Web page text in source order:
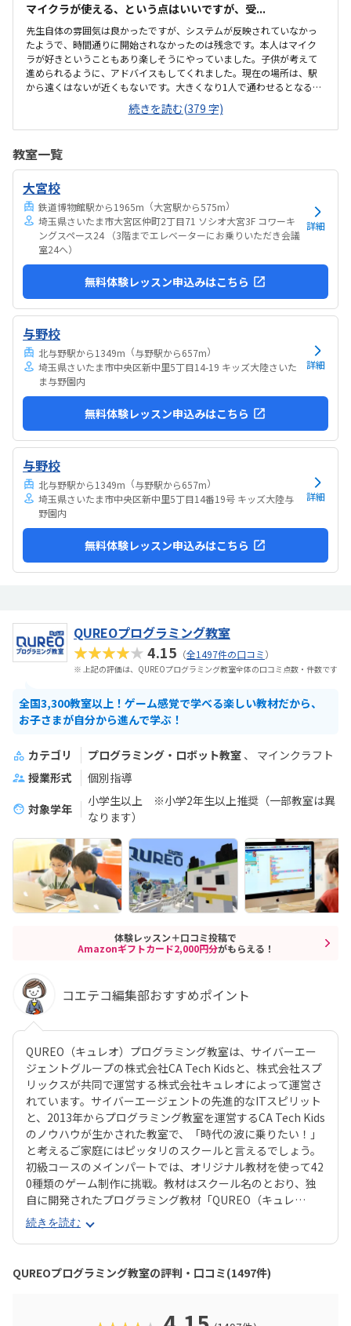
マイクラが使える、という点はいいですが、受...
先生自体の雰囲気は良かったですが、システムが反映されていなかっ
たようで、時間通りに開始されなかったのは残念です。本人はマイク
ラが好きということもあり楽しそうにやっていました。子供が考えて
進められるように、アドバイスもしてくれました。現在の場所は、駅
から遠くはないが近くもないです。大きくなり1人で通わせるとなる
と、薄暗い感じの道は少し不安です。新しい場所の方が近く人通りも
あるかと思います。レンタルスペースということもあり、長いテーブ
ルと簡易的な椅子のみです。体験を受けているとき、同じスペースで、
囲気で、オンラインでもいいのでは、といったような感じでした。一
般的な習い事の中では高いと思うが、プログラミングは高いのでしょ
うがないかと思う。あとは、マイクラを使うこともあって、高めなのか
とも思う。
続きを読む(379 字)
教室一覧
大宮校
鉄道博物館駅から1965m （大宮駅から575m）
埼玉県さいたま市大宮区仲町2丁目71 ソシオ大宮3F コワーキ
ングスペース24 （3階までエレベーターにお乗りいただき会議
室24へ）
詳細
無料体験レッスン申込みはこちら
与野校
北与野駅から1349m （与野駅から657m）
埼玉県さいたま市中央区新中里5丁目14-19 キッズ大陸さいた
ま与野園内
詳細
無料体験レッスン申込みはこちら
与野校
北与野駅から1349m （与野駅から657m）
埼玉県さいたま市中央区新中里5丁目14番19号 キッズ大陸与
野園内
詳細
無料体験レッスン申込みはこちら
QUREOプログラミング教室
★★★★★4.15 （全1497件の口コミ）
※ 上記の評価は、QUREOプログラミング教室全体の口コミ点数・件数です
全国3,300教室以上！ゲーム感覚で学べる楽しい教材だから、
お子さまが自分から進んで学ぶ！
カテゴリ プログラミング・ロボット教室
マインクラフト
授業形式
個別指導
対象学年
小学生以上 ※小学2年生以上推奨（一部教室は異
なります）
体験レッスン＋口コミ投稿で
Amazonギフトカード2,000円分がもらえる！
コエテコ編集部おすすめポイント
QUREO（キュレオ）プログラミング教室は、サイバーエー
ジェントグループの株式会社CA Tech Kidsと、株式会社スプ
リックスが共同で運営する株式会社キュレオによって運営さ
れています。サイバーエージェントの先進的なITスピリット
と、2013年からプログラミング教室を運営するCA Tech Kids
のノウハウが生かされた教室で、「時代の波に乗りたい！」
と考えるご家庭にはピッタリのスクールと言えるでしょう。
初級コースのメインパートでは、オリジナル教材を使って42
0種類のゲーム制作に挑戦。教材はスクール名のとおり、独
自に開発されたプログラミング教材「QUREO（キュレ
オ）」です。スマホゲームのような感覚でサクサク進められ
るのに、本格的な内容が学べるのが魅力。子どもにとっても
「やらされている感」がないので、楽しくゲームをクリアし
ていくようなペースでどんどん学習を進めていけます。教材
のデザイン性も高く、実際にスマホゲーム開発で使用されて
クに慣れている今の子どもでも、「安っぽい」「子どもっぽ
続きを読む
QUREOプログラミング教室の評判・口コミ(1497件)